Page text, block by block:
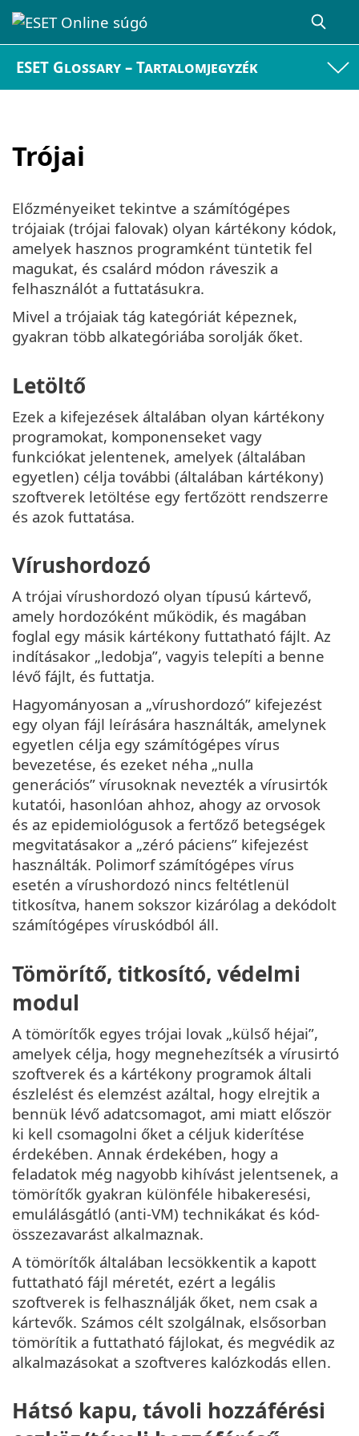
ESET Glossary – Tartalomjegyzék
Trójai
Előzményeiket tekintve a számítógépes
trójaiak (trójai falovak) olyan kártékony kódok,
amelyek hasznos programként tüntetik fel
magukat, és csalárd módon ráveszik a
felhasználót a futtatásukra.
Mivel a trójaiak tág kategóriát képeznek,
gyakran több alkategóriába sorolják őket.
Letöltő
Ezek a kifejezések általában olyan kártékony
programokat, komponenseket vagy
funkciókat jelentenek, amelyek (általában
egyetlen) célja további (általában kártékony)
szoftverek letöltése egy fertőzött rendszerre
és azok futtatása.
Vírushordozó
A trójai vírushordozó olyan típusú kártevő,
amely hordozóként működik, és magában
foglal egy másik kártékony futtatható fájlt. Az
indításakor „ledobja”, vagyis telepíti a benne
lévő fájlt, és futtatja.
Hagyományosan a „vírushordozó” kifejezést
egy olyan fájl leírására használták, amelynek
egyetlen célja egy számítógépes vírus
bevezetése, és ezeket néha „nulla
generációs” vírusoknak nevezték a vírusirtók
kutatói, hasonlóan ahhoz, ahogy az orvosok
és az epidemiológusok a fertőző betegségek
megvitatásakor a „zéró páciens” kifejezést
használták. Polimorf számítógépes vírus
esetén a vírushordozó nincs feltétlenül
titkosítva, hanem sokszor kizárólag a dekódolt
számítógépes víruskódból áll.
Tömörítő, titkosító, védelmi
modul
A tömörítők egyes trójai lovak „külső héjai”,
amelyek célja, hogy megnehezítsék a vírusirtó
szoftverek és a kártékony programok általi
észlelést és elemzést azáltal, hogy elrejtik a
bennük lévő adatcsomagot, ami miatt először
ki kell csomagolni őket a céljuk kiderítése
érdekében. Annak érdekében, hogy a
feladatok még nagyobb kihívást jelentsenek, a
tömörítők gyakran különféle hibakeresési,
emulálásgátló (anti-VM) technikákat és kód-
összezavarást alkalmaznak.
A tömörítők általában lecsökkentik a kapott
futtatható fájl méretét, ezért a legális
szoftverek is felhasználják őket, nem csak a
kártevők. Számos célt szolgálnak, elsősorban
tömörítik a futtatható fájlokat, és megvédik az
alkalmazásokat a szoftveres kalózkodás ellen.
Hátsó kapu, távoli hozzáférési